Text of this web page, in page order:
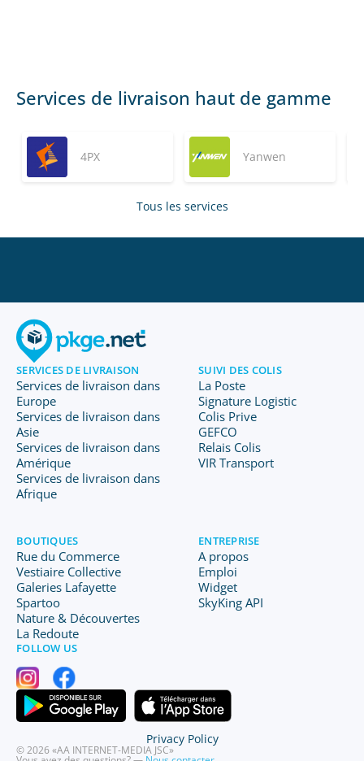
Services de livraison haut de gamme
4PX Yanwen
Tous les services
SERVICES DE LIVRAISON
Services de livraison dans
Europe
Services de livraison dans
Asie
Services de livraison dans
Amérique
Services de livraison dans
Afrique
SUIVI DES COLIS
La Poste
Signature Logistic
Colis Prive
GEFCO
Relais Colis
VIR Transport
BOUTIQUES
Rue du Commerce
Vestiaire Collective
Galeries Lafayette
Spartoo
Nature & Découvertes
La Redoute
ENTREPRISE
A propos
Emploi
Widget
SkyKing API
FOLLOW US
© 2026 «AA INTERNET-MEDIA JSC»
Privacy Policy